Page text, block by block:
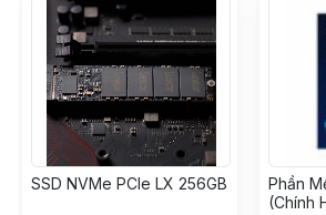
SSD NVMe PCIe LX 256GB
Phần
(Chính